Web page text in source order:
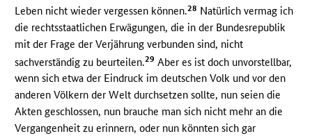
Leben nicht wieder vergessen können.28 Natürlich vermag ich
die rechtsstaatlichen Erwägungen, die in der Bundesrepublik
mit der Frage der Verjährung verbunden sind, nicht
sachverständig zu beurteilen.29 Aber es ist doch unvorstellbar,
wenn sich etwa der Eindruck im deutschen Volk und vor den
anderen Völkern der Welt durchsetzen sollte, nun seien die
Akten geschlossen, nun brauche man sich nicht mehr an die
Vergangenheit zu erinnern, oder nun könnten sich gar